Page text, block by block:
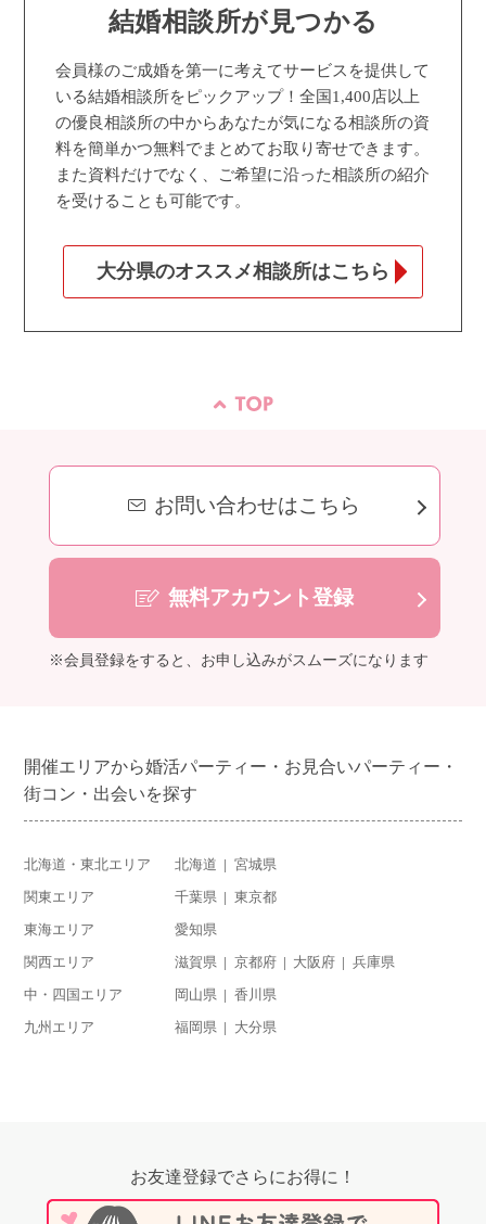
結婚相談所が見つかる
会員様のご成婚を第一に考えてサービスを提供して
いる結婚相談所をピックアップ！全国1,400店以上
の優良相談所の中からあなたが気になる相談所の資
料を簡単かつ無料でまとめてお取り寄せできます。
また資料だけでなく、ご希望に沿った相談所の紹介
を受けることも可能です。
大分県のオススメ相談所はこちら
お問い合わせはこちら
無料アカウント登録
※会員登録をすると、お申し込みがスムーズになります
開催エリアから婚活パーティー・お見合いパーティー・
街コン・出会いを探す
北海道・東北エリア 北海道 宮城県
関東エリア 千葉県 東京都
東海エリア 愛知県
関西エリア 滋賀県 京都府 大阪府 兵庫県
中・四国エリア 岡山県 香川県
九州エリア 福岡県 大分県
お友達登録でさらにお得に！